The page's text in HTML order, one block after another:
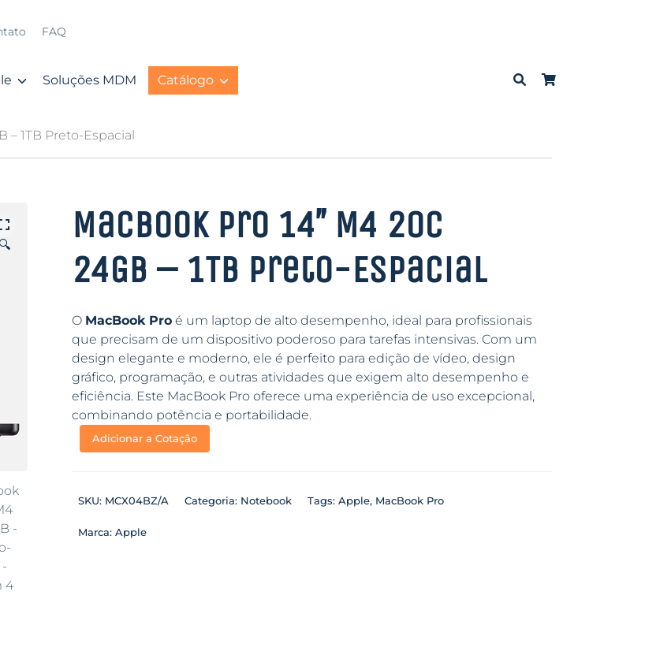
FAQ
Soluções MDM Catálogo
– 1TB Preto-Espacial
🔍
MacBook Pro 14″ M4 20C
24GB – 1TB Preto-Espacial
O MacBook Proé um laptop de alto desempenho, ideal para profissionais
que precisam de um dispositivo poderoso para tarefas intensivas. Com um
design elegante e moderno, ele é perfeito para edição de vídeo, design
gráfico, programação, e outras atividades que exigem alto desempenho e
eficiência. Este MacBook Pro oferece uma experiência de uso excepcional,
combinando potência e portabilidade.
Adicionar a Cotação
SKU: MCX04BZ/A Categoria: Notebook Tags: Apple, MacBook Pro
Marca: Apple